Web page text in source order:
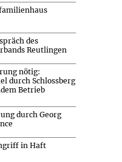
des
Reutlingen
nötig:
durch Schlossberg
Betrieb
durch Georg
in Haft